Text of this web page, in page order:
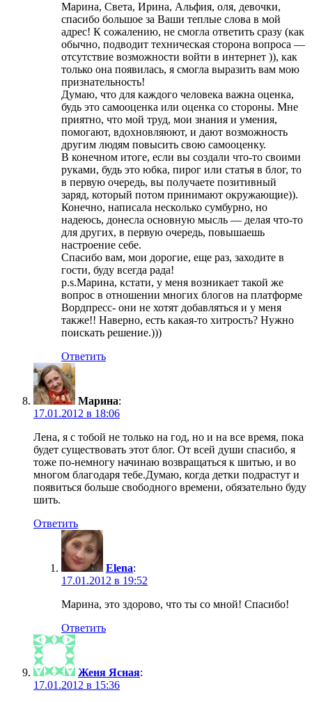
Марина, Света, Ирина, Альфия, оля, девочки,
спасибо большое за Ваши теплые слова в мой
адрес! К сожалению, не смогла ответить сразу (как
обычно, подводит техническая сторона вопроса —
отсутствие возможности войти в интернет )), как
только она появилась, я смогла выразить вам мою
признательность!
Думаю, что для каждого человека важна оценка,
будь это самооценка или оценка со стороны. Мне
приятно, что мой труд, мои знания и умения,
помогают, вдохновляюют, и дают возможность
другим людям повысить свою самооценку.
В конечном итоге, если вы создали что-то своими
руками, будь это юбка, пирог или статья в блог, то
в первую очередь, вы получаете позитивный
заряд, который потом принимают окружающие)).
Конечно, написала несколько сумбурно, но
надеюсь, донесла основную мысль — делая что-то
для других, в первую очередь, повышаешь
настроение себе.
Спасибо вам, мои дорогие, еще раз, заходите в
гости, буду всегда рада!
p.s.Марина, кстати, у меня возникает такой же
вопрос в отношении многих блогов на платформе
Вордпресс- они не хотят добавляться и у меня
также!! Наверно, есть какая-то хитрость? Нужно
поискать решение.)))
Ответить
Марина:
17.01.2012 в 18:06
Лена, я с тобой не только на год, но и на все время, пока
будет существовать этот блог. От всей души спасибо, я
тоже по-немногу начинаю возвращаться к шитью, и во
многом благодаря тебе.Думаю, когда детки подрастут и
появиться больше свободного времени, обязательно буду
шить.
Ответить
Elena:
17.01.2012 в 19:52
Марина, это здорово, что ты со мной! Спасибо!
Ответить
Женя Ясная:
17.01.2012 в 15:36